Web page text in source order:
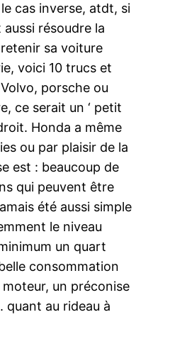
cas inverse, atdt, si
résoudre la
sa voiture
voici 10 trucs et
porsche ou
ce serait un ‘ petit
Honda a même
ou par plaisir de la
est : beaucoup de
qui peuvent être
été aussi simple
le niveau
un quart
consommation
un préconise
quant au rideau à